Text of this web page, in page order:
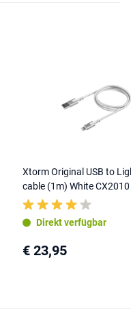
Xtorm Original USB to
cable (1m) White CX2010
Direkt verfügbar
€ 23,95